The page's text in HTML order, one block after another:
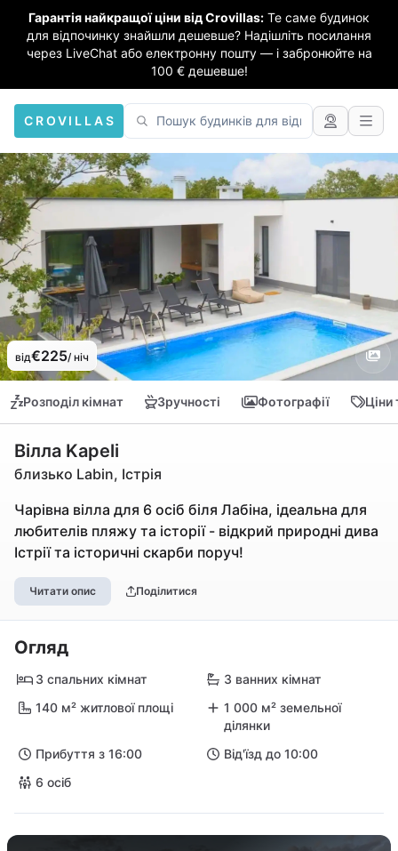
Гарантія найкращої ціни від Crovillas: Те саме будинок
для відпочинку знайшли дешевше? Надішліть посилання
через LiveChat або електронну пошту — і забронюйте на
100 € дешевше!
CROVILLAS
від€225/ ніч
Розподіл кімнат Зручності Фотографії Ціни
Вілла Kapeli
близько Labin, Істрія
Чарівна вілла для 6 осіб біля Лабіна, ідеальна для
любителів пляжу та історії - відкрий природні дива
Істрії та історичні скарби поруч!
Читати опис Поділитися
Огляд
3 спальних кімнат
3 ванних кімнат
140 м² житлової площі
1 000 м² земельної
ділянки
Прибуття з 16:00
Від'їзд до 10:00
6 осіб